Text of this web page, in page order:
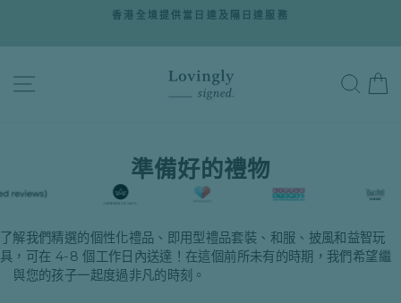
片
播
放
香港全境提供當日達及隔日達服務
搜尋
準備好的禮物
了解我們精選的個性化禮品、即用型禮品套裝、和服、披風和益智玩
具，可在 4-8 個工作日內送達！在這個前所未有的時期，我們希望繼
續與您的孩子一起度過非凡的時刻。